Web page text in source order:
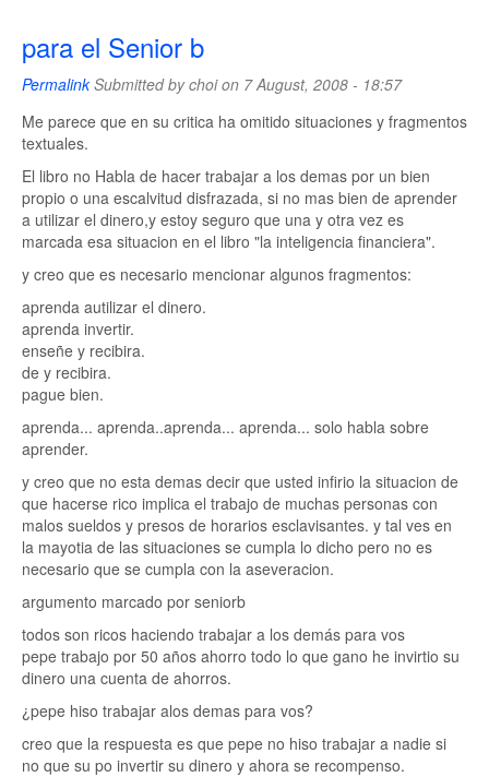
para el Senior b
PermalinkSubmitted bychoion 7 August, 2008 - 18:57
Me parece que en su critica ha omitido situaciones y fragmentos
textuales.
El libro no Habla de hacer trabajar a los demas por un bien
propio o una escalvitud disfrazada, si no mas bien de aprender
a utilizar el dinero,y estoy seguro que una y otra vez es
marcada esa situacion en el libro "la inteligencia financiera".
y creo que es necesario mencionar algunos fragmentos:
aprenda autilizar el dinero.
aprenda invertir.
enseñe y recibira.
de y recibira.
pague bien.
aprenda... aprenda..aprenda... aprenda... solo habla sobre
aprender.
y creo que no esta demas decir que usted infirio la situacion de
que hacerse rico implica el trabajo de muchas personas con
malos sueldos y presos de horarios esclavisantes. y tal ves en
la mayotia de las situaciones se cumpla lo dicho pero no es
necesario que se cumpla con la aseveracion.
argumento marcado por seniorb
todos son ricos haciendo trabajar a los demás para vos
pepe trabajo por 50 años ahorro todo lo que gano he invirtio su
dinero una cuenta de ahorros.
¿pepe hiso trabajar alos demas para vos?
creo que la respuesta es que pepe no hiso trabajar a nadie si
no que su po invertir su dinero y ahora se recompenso.